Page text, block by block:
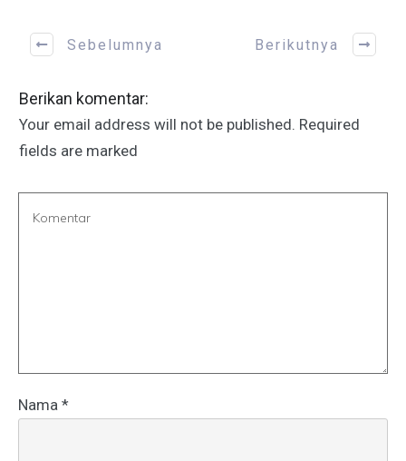
Sebelumnya Berikutnya
Berikan komentar:
Your email address will not be published. Required
fields are marked
Nama *